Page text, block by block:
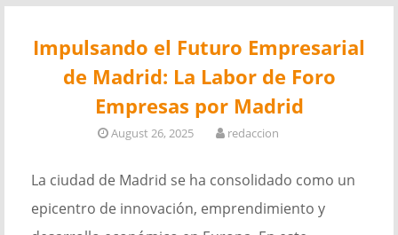
Impulsando el Futuro Empresarial
de Madrid: La Labor de Foro
Empresas por Madrid
August 26, 2025 redaccion
La ciudad de Madrid se ha consolidado como un
epicentro de innovación, emprendimiento y